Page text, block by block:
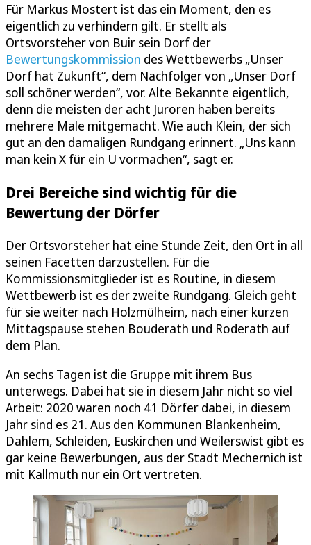
Für Markus Mostert ist das ein Moment, den es
eigentlich zu verhindern gilt. Er stellt als
Ortsvorsteher von Buir sein Dorf der
Bewertungskommission des Wettbewerbs „Unser
Dorf hat Zukunft“, dem Nachfolger von „Unser Dorf
soll schöner werden“, vor. Alte Bekannte eigentlich,
denn die meisten der acht Juroren haben bereits
mehrere Male mitgemacht. Wie auch Klein, der sich
gut an den damaligen Rundgang erinnert. „Uns kann
man kein X für ein U vormachen“, sagt er.
Drei Bereiche sind wichtig für die
Bewertung der Dörfer
Der Ortsvorsteher hat eine Stunde Zeit, den Ort in all
seinen Facetten darzustellen. Für die
Kommissionsmitglieder ist es Routine, in diesem
Wettbewerb ist es der zweite Rundgang. Gleich geht
für sie weiter nach Holzmülheim, nach einer kurzen
Mittagspause stehen Bouderath und Roderath auf
dem Plan.
An sechs Tagen ist die Gruppe mit ihrem Bus
unterwegs. Dabei hat sie in diesem Jahr nicht so viel
Arbeit: 2020 waren noch 41 Dörfer dabei, in diesem
Jahr sind es 21. Aus den Kommunen Blankenheim,
Dahlem, Schleiden, Euskirchen und Weilerswist gibt es
gar keine Bewerbungen, aus der Stadt Mechernich ist
mit Kallmuth nur ein Ort vertreten.